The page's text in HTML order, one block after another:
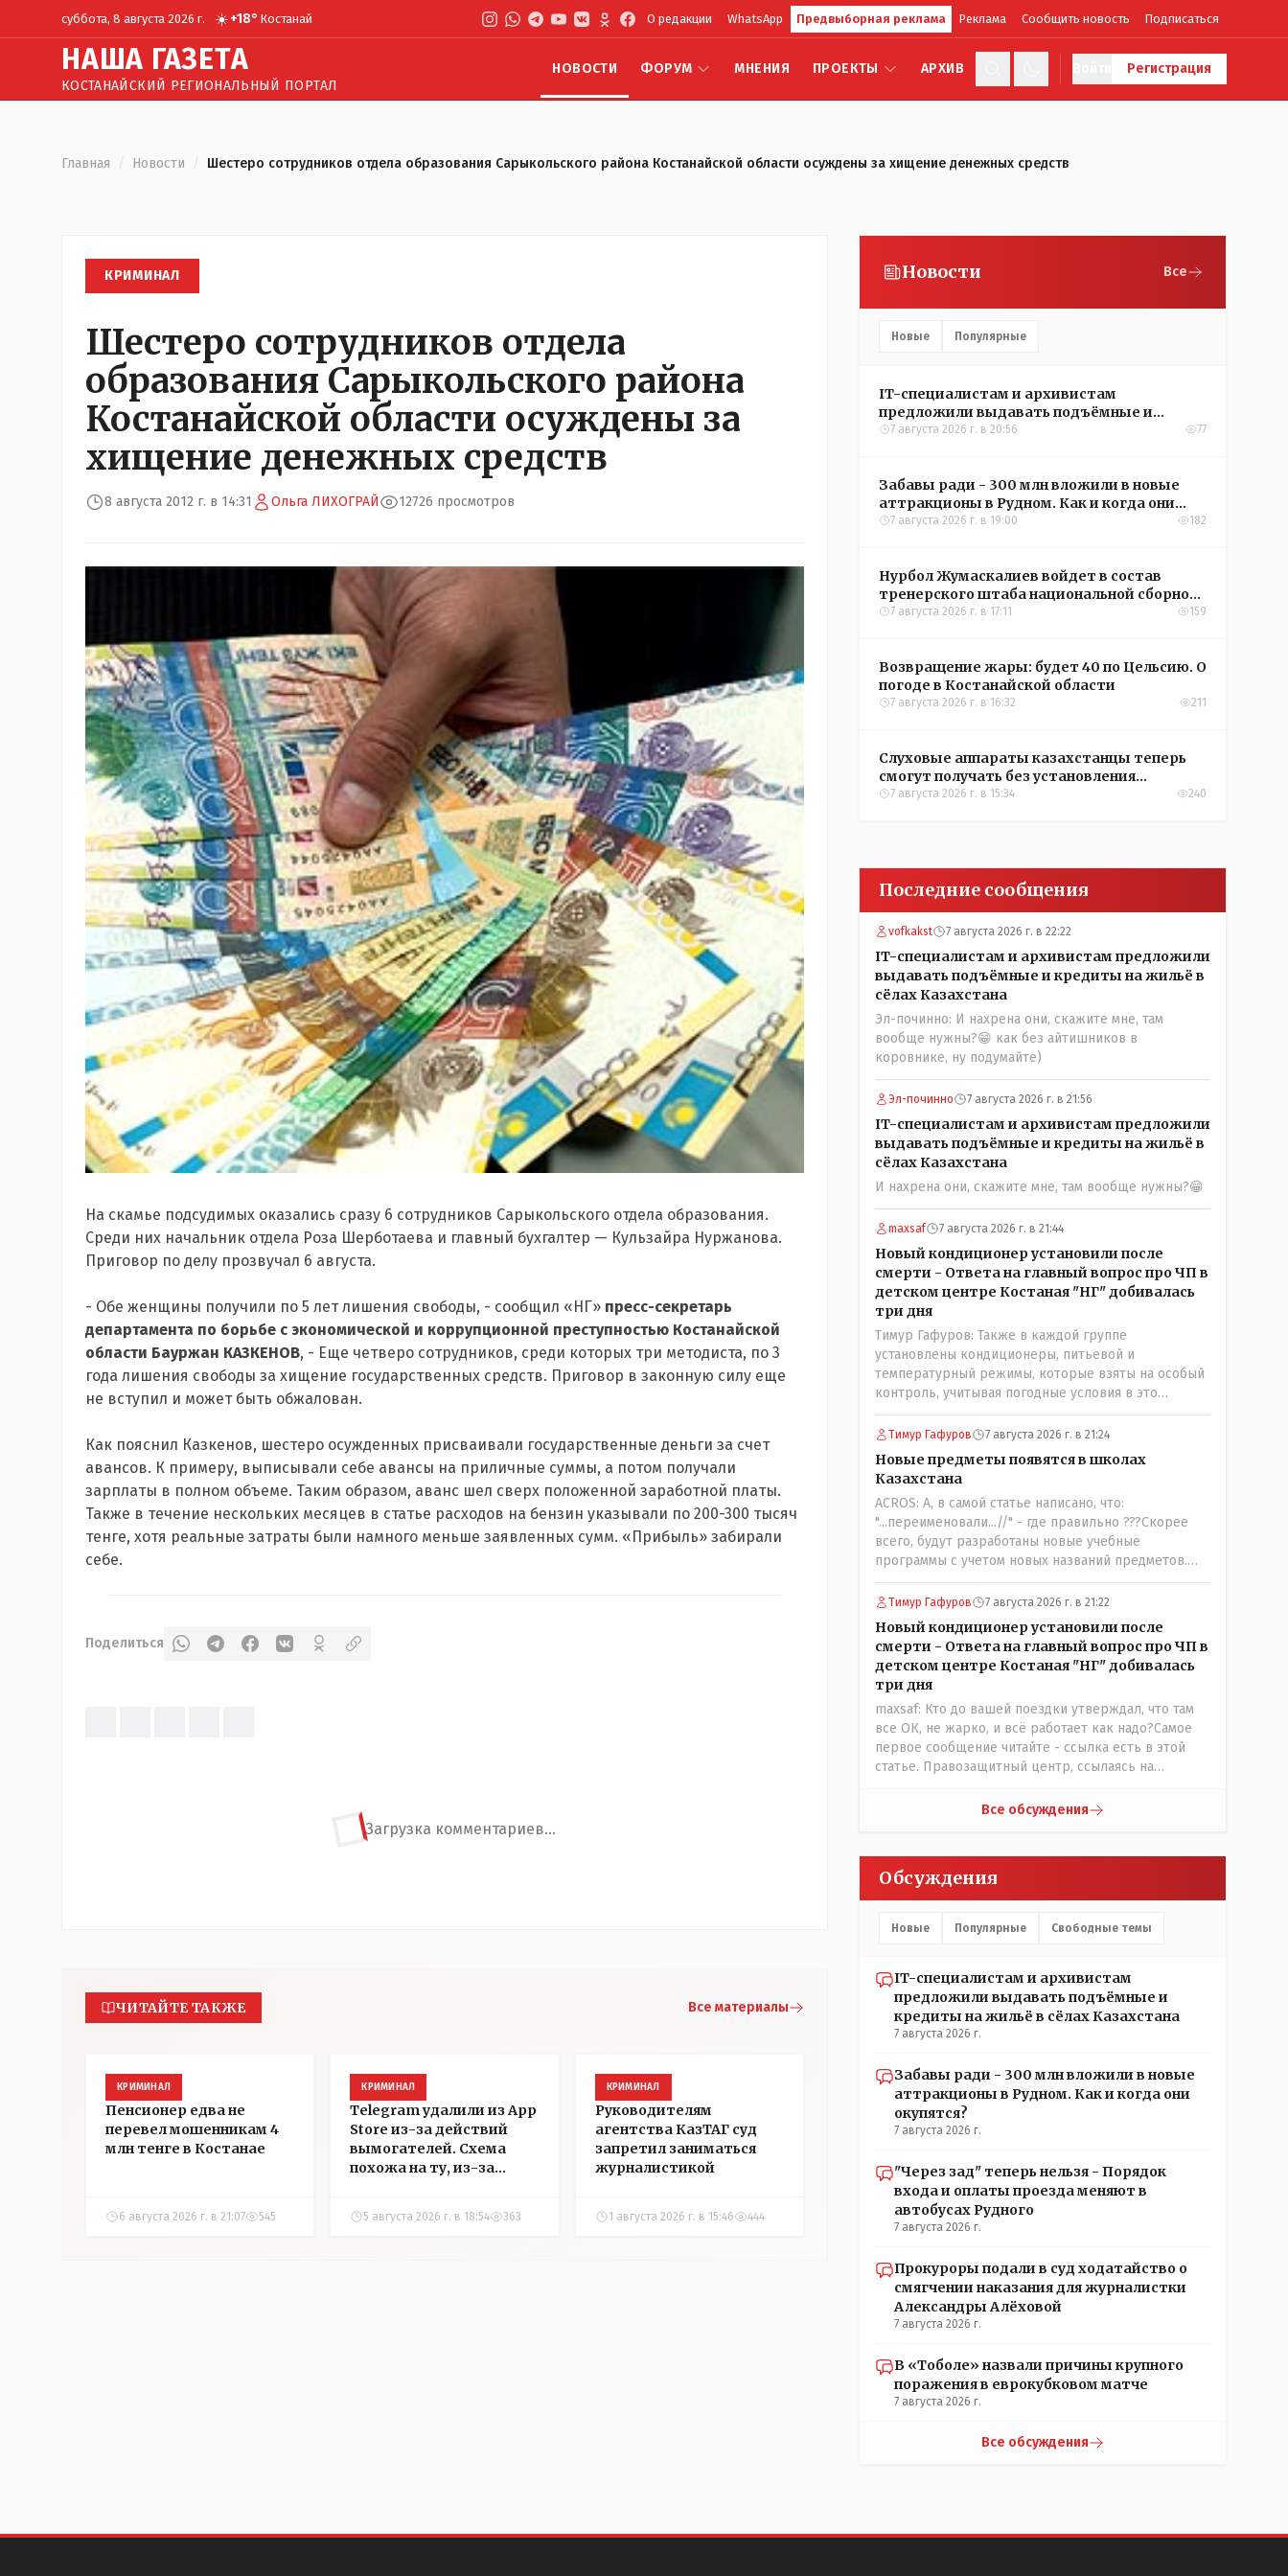
суббота, 8 августа 2026 г. ☀️+18° Костанай О редакции WhatsApp Предвыборная реклама Реклама Сообщить новость Подписаться
НАША ГАЗЕТА
КОСТАНАЙСКИЙ РЕГИОНАЛЬНЫЙ ПОРТАЛ
НОВОСТИ ФОРУМ МНЕНИЯ ПРОЕКТЫ АРХИВ Регистрация
Главная / Новости / Шестеро сотрудников отдела образования Сарыкольского района Костанайской области осуждены за хищение денежных средств
КРИМИНАЛ
Шестеро сотрудников отдела
образования Сарыкольского района
Костанайской области осуждены за
хищение денежных средств
8 августа 2012 г. в 14:31 Ольга ЛИХОГРАЙ 12726 просмотров
На скамье подсудимых оказались сразу 6 сотрудников Сарыкольского отдела образования.
Среди них начальник отдела Роза Шерботаева и главный бухгалтер — Кульзайра Нуржанова.
Приговор по делу прозвучал 6 августа.
- Обе женщины получили по 5 лет лишения свободы, - сообщил «НГ» пресс-секретарь
департамента по борьбе с экономической и коррупционной преступностью Костанайской
области Бауржан КАЗКЕНОВ, - Еще четверо сотрудников, среди которых три методиста, по 3
года лишения свободы за хищение государственных средств. Приговор в законную силу еще
не вступил и может быть обжалован.
Как пояснил Казкенов, шестеро осужденных присваивали государственные деньги за счет
авансов. К примеру, выписывали себе авансы на приличные суммы, а потом получали
зарплаты в полном объеме. Таким образом, аванс шел сверх положенной заработной платы.
Также в течение нескольких месяцев в статье расходов на бензин указывали по 200-300 тысяч
тенге, хотя реальные затраты были намного меньше заявленных сумм. «Прибыль» забирали
себе.
Поделиться
Загрузка комментариев...
ЧИТАЙТЕ ТАКЖЕ Все материалы
КРИМИНАЛ
Пенсионер едва не
перевел мошенникам 4
млн тенге в Костанае
6 августа 2026 г. в 21:07 545
КРИМИНАЛ
Telegram удалили из App
Store из-за действий
вымогателей. Схема
похожа на ту, из-за
Instagram
5 августа 2026 г. в 18:54 363
КРИМИНАЛ
Руководителям
агентства КазТАГ суд
запретил заниматься
журналистикой
1 августа 2026 г. в 15:46 444
Новости Все
Новые Популярные
IT-специалистам и архивистам
предложили выдавать подъёмные и
кредиты на жильё в сёлах Казахстана
7 августа 2026 г. в 20:56 77
Забавы ради - 300 млн вложили в новые
аттракционы в Рудном. Как и когда они
окупятся?
7 августа 2026 г. в 19:00 182
Нурбол Жумаскалиев войдет в состав
тренерского штаба национальной сборной
Казахстана по футболу
7 августа 2026 г. в 17:11 159
Возвращение жары: будет 40 по Цельсию. О
погоде в Костанайской области
7 августа 2026 г. в 16:32 211
Слуховые аппараты казахстанцы теперь
смогут получать без установления
инвалидности
7 августа 2026 г. в 15:34 240
Последние сообщения
vofkakst 7 августа 2026 г. в 22:22
IT-специалистам и архивистам предложили
выдавать подъёмные и кредиты на жильё в
сёлах Казахстана
Эл-починно: И нахрена они, скажите мне, там
вообще нужны?😁 как без айтишников в
коровнике, ну подумайте)
Эл-починно 7 августа 2026 г. в 21:56
IT-специалистам и архивистам предложили
выдавать подъёмные и кредиты на жильё в
сёлах Казахстана
И нахрена они, скажите мне, там вообще нужны?😁
maxsaf 7 августа 2026 г. в 21:44
Новый кондиционер установили после
смерти - Ответа на главный вопрос про ЧП в
детском центре Костаная "НГ" добивалась
три дня
Тимур Гафуров: Также в каждой группе
установлены кондиционеры, питьевой и
температурный режимы, которые взяты на особый
контроль, учитывая погодные условия в это
лето.Мы решили. что это - противоречие. Вы
считаете иначе?Ну тут противоречия нет. Этот
трагедии, то есть 29 июля, когда спешно
установили и воду, и новые кондиционеры, и
впервые поставили температурный режим на
контроль. То есть первая часть - информация до
трагедии, вторая часть - информация после
трагедии, когда все уже было исправлено.
Тимур Гафуров 7 августа 2026 г. в 21:24
Новые предметы появятся в школах
Казахстана
ACROS: А, в самой статье написано, что:
"...переименовали...//" - где правильно ???Скорее
всего, будут разработаны новые учебные
программы с учетом новых названий предметов.
Так что предметы - новые. Хоть и
переименованные)
Тимур Гафуров 7 августа 2026 г. в 21:22
Новый кондиционер установили после
смерти - Ответа на главный вопрос про ЧП в
детском центре Костаная "НГ" добивалась
три дня
maxsaf: Кто до вашей поездки утверждал, что там
все ОК, не жарко, и всё работает как надо?Самое
первое сообщение читайте - ссылка есть в этой
статье. Правозащитный центр, ссылаясь на
чате, которые прислали ему в виде
времени их установили только в помещениях,
предназначенных для административно-
управленческого персонала. И Также в каждой
группе установлены кондиционеры, питьевой и
контроль, учитывая погодные условия в это лето.
Мы решили. что это - противоречие. Вы считаете
иначе?
Все обсуждения
Обсуждения
Новые Популярные Свободные темы
IT-специалистам и архивистам
предложили выдавать подъёмные и
кредиты на жильё в сёлах Казахстана
7 августа 2026 г.
Забавы ради - 300 млн вложили в новые
аттракционы в Рудном. Как и когда они
окупятся?
7 августа 2026 г.
"Через зад" теперь нельзя - Порядок
входа и оплаты проезда меняют в
автобусах Рудного
7 августа 2026 г.
Прокуроры подали в суд ходатайство о
смягчении наказания для журналистки
Александры Алёховой
7 августа 2026 г.
В «Тоболе» назвали причины крупного
поражения в еврокубковом матче
7 августа 2026 г.
Все обсуждения